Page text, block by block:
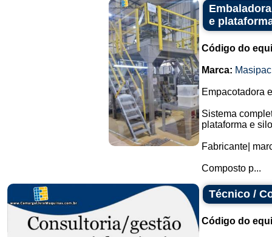
e
Código do
Marca:
Empacotadora
Sistema
plataforma e
Fabricante|
Composto p...
Técnico /
Código do